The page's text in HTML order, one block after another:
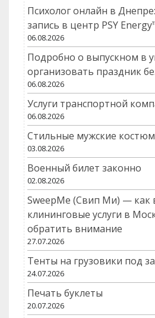
Психолог онлайн в
запись в центр PSY
06.08.2026
Подробно о выпускном в
организовать праздник
06.08.2026
Услуги транспортной
06.08.2026
Стильные мужские
03.08.2026
Военный билет законно
02.08.2026
SweepMe (Свип Ми) — как
клининговые услуги в
обратить внимание
27.07.2026
Тенты на грузовики под
24.07.2026
Печать буклеты
20.07.2026